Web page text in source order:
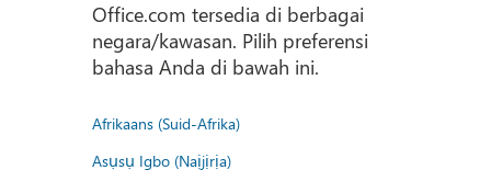
Office.com tersedia di berbagai
negara/kawasan. Pilih preferensi
bahasa Anda di bawah ini.
Afrikaans (Suid-Afrika)
Asụsụ Igbo (Naịjịrịa)